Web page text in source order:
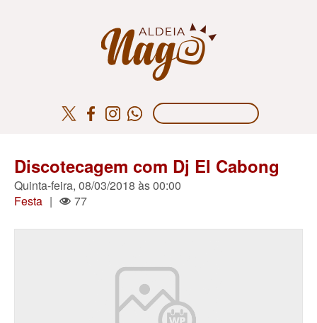
Discotecagem com Dj El Cabong
Quinta-feira, 08/03/2018 às 00:00
Festa | 77